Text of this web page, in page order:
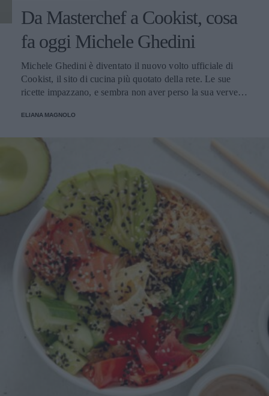
Da Masterchef a Cookist, cosa
fa oggi Michele Ghedini
Michele Ghedini è diventato il nuovo volto ufficiale di
Cookist, il sito di cucina più quotato della rete. Le sue
ricette impazzano, e sembra non aver perso la sua verve
veramente stupendo.
ELIANA MAGNOLO